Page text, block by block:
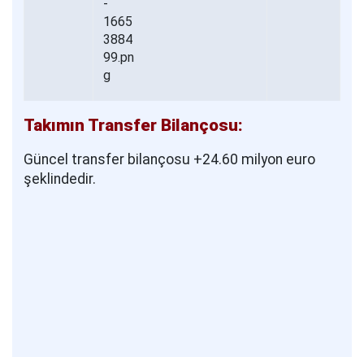
Takımın Transfer Bilançosu:
Güncel transfer bilançosu +24.60 milyon euro
şeklindedir.